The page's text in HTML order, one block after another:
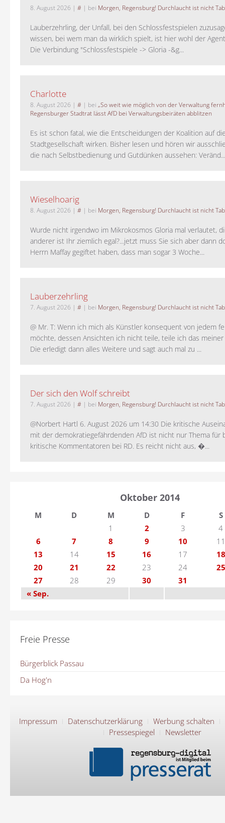
8. August 2026 | # | bei Morgen, Regensburg! Durchlaucht ist nicht
Lauberzehrling, der Unfall, bei den Schlossfestspielen
wissen, bei wem man da wirklich spielt, ist hier wohl der
Die Verbindung "Schlossfestspiele -> Gloria -&g...
Charlotte
8. August 2026 | # | bei „So weit wie möglich von der Verwaltung
Regensburger Stadtrat lässt AfD bei Verwaltungsbeiräten abblitzen
Es ist schon fatal, wie die Entscheidungen der Koalition auf
Stadtgesellschaft wirken. Bisher lesen und hören wir
die nach Selbstbedienung und Gutdünken aussehen: Veränd...
Wieselhoarig
8. August 2026 | # | bei Morgen, Regensburg! Durchlaucht ist nicht
Wurde nicht irgendwo im Mikrokosmos Gloria mal verlautet,
anderer ist Ihr ziemlich egal?...jetzt muss Sie sich aber dann
Herrn Maffay gegiftet haben, dass man sogar 3 Woche...
Lauberzehrling
7. August 2026 | # | bei Morgen, Regensburg! Durchlaucht ist nicht
@ Mr. T: Wenn ich mich als Künstler konsequent von jedem
möchte, dessen Ansichten ich nicht teile, teile ich das
Die erledigt dann alles Weitere und sagt auch mal zu ...
Der sich den Wolf schreibt
7. August 2026 | # | bei Morgen, Regensburg! Durchlaucht ist nicht
@Norbert Hartl 6. August 2026 um 14:30 Die kritische
mit der demokratiegefährdenden AfD ist nicht nur Thema für
kritische Kommentatoren bei RD. Es reicht nicht aus, �...
Oktober 2014
M D M D F
S
1
2 3
4
6
7 8 9 10
11
13
14 15 16 17
18
20
21 22 23 24
25
27
28 29 30
31
« Sep.
Freie Presse
Bürgerblick Passau
Da Hog'n
Impressum Datenschutzerklärung
Werbung schalten
Pressespiegel
Newsletter